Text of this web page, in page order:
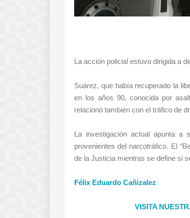
La acción policial estuvo dirigida a
Suárez, que había recuperado la
en los años 90, conocida por
relacionó también con el tráfico de
La investigación actual apunta a
provenientes del narcotráfico. El
de la Justicia mientras se define si
Félix Eduardo Cañizalez
VISITA